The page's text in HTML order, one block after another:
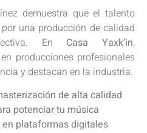
demuestra que el talento
una producción de calidad
En Casa Yaxk’in,
producciones profesionales
y destacan en la industria.
de alta calidad
potenciar tu música
plataformas digitales